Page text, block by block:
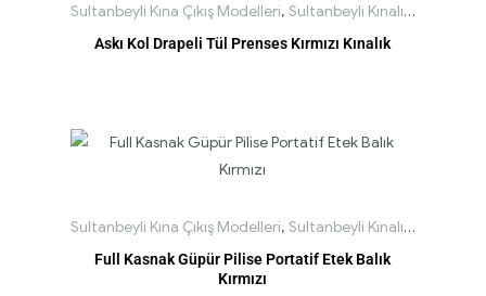
Sultanbeyli Kına Çıkış Modelleri, Sultanbeyli Kınalık Modelleri
Askı Kol Drapeli Tül Prenses Kırmızı Kınalık
Sultanbeyli Kına Çıkış Modelleri, Sultanbeyli Kınalık Modelleri
Full Kasnak Güpür Pilise Portatif Etek Balık
Kırmızı